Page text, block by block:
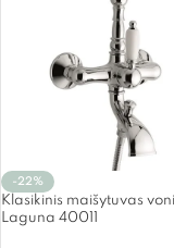
-22%
Klasikinis maišytuvas
Laguna 40011